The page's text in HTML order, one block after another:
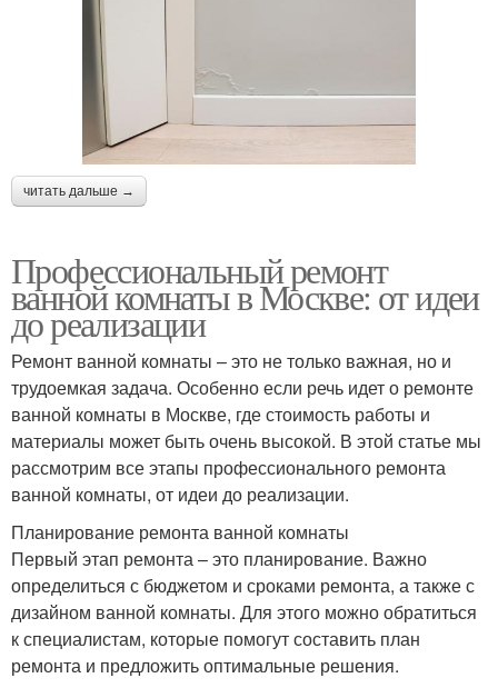
читать дальше →
Профессиональный ремонт
ванной комнаты в Москве: от идеи
до реализации
Ремонт ванной комнаты – это не только важная, но и
трудоемкая задача. Особенно если речь идет о ремонте
ванной комнаты в Москве, где стоимость работы и
материалы может быть очень высокой. В этой статье мы
рассмотрим все этапы профессионального ремонта
ванной комнаты, от идеи до реализации.
Планирование ремонта ванной комнаты
Первый этап ремонта – это планирование. Важно
определиться с бюджетом и сроками ремонта, а также с
дизайном ванной комнаты. Для этого можно обратиться
к специалистам, которые помогут составить план
ремонта и предложить оптимальные решения.